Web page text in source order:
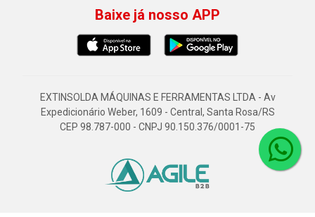
Baixe já nosso APP
EXTINSOLDA MÁQUINAS E FERRAMENTAS LTDA - Av
Expedicionário Weber, 1609 - Central, Santa Rosa/RS
CEP 98.787-000 - CNPJ 90.150.376/0001-75